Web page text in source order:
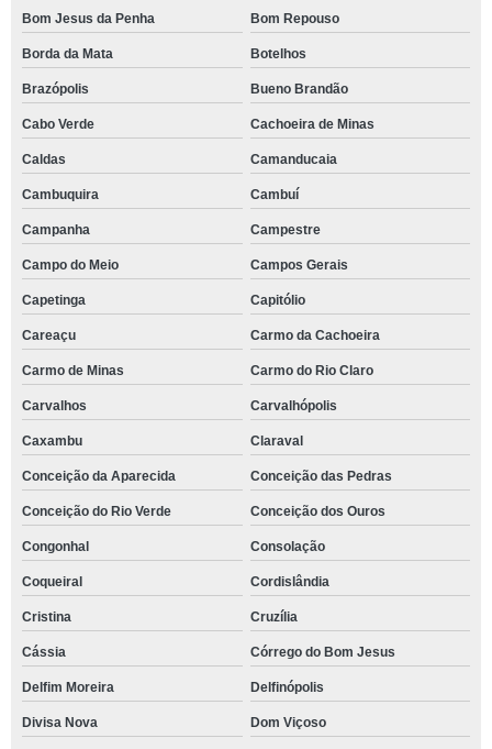
Bom Jesus da Penha Bom Repouso
Borda da Mata Botelhos
Brazópolis Bueno Brandão
Cabo Verde Cachoeira de Minas
Caldas Camanducaia
Cambuquira Cambuí
Campanha Campestre
Campo do Meio Campos Gerais
Capetinga Capitólio
Careaçu Carmo da Cachoeira
Carmo de Minas Carmo do Rio Claro
Carvalhos Carvalhópolis
Caxambu Claraval
Conceição da Aparecida Conceição das Pedras
Conceição do Rio Verde Conceição dos Ouros
Congonhal Consolação
Coqueiral Cordislândia
Cristina Cruzília
Cássia Córrego do Bom Jesus
Delfim Moreira Delfinópolis
Divisa Nova Dom Viçoso